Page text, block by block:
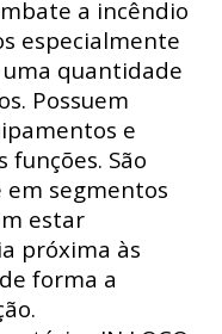
a incêndio
especialmente
quantidade
Possuem
e
funções. São
segmentos
estar
próxima às
forma a